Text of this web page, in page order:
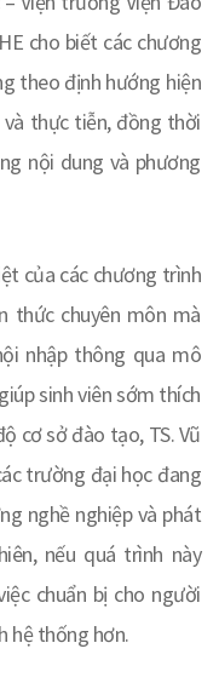
cho biết các chương
theo định hướng hiện
thực tiễn, đồng thời
nội dung và phương
của các chương trình
thức chuyên môn mà
nhập thông qua mô
sinh viên sớm thích
cơ sở đào tạo, TS. Vũ
trường đại học đang
nghề nghiệp và phát
nếu quá trình này
chuẩn bị cho người
hệ thống hơn.